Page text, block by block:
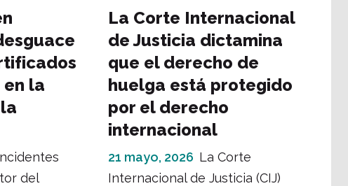
la
del
La Corte Internacional
de Justicia dictamina
que el derecho de
huelga está protegido
por el derecho
internacional
21 mayo, 2026 La Corte
Internacional de Justicia (CIJ)